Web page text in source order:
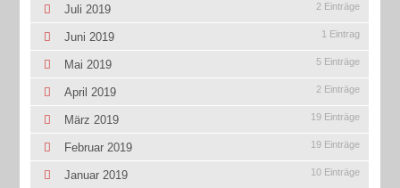
Juli 2019 2 Einträge
Juni 2019 1 Eintrag
Mai 2019 5 Einträge
April 2019 2 Einträge
März 2019 19 Einträge
Februar 2019 19 Einträge
Januar 2019 10 Einträge